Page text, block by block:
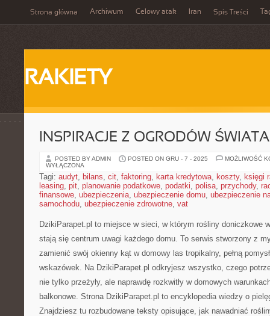
Strona główna Archiwum Celowy atak Iran Spis Treści
RAKIETY
INSPIRACJE Z OGRODÓW ŚWIATA
POSTED BY ADMIN POSTED ON GRU - 7 - 2025
MOŻLIWOŚĆ
WYŁĄCZONA
Tagi: audyt, bilans, cit, faktoring, karta kredytowa, koszty, księgi
leasing, pit, planowanie podatkowe, podatki, polisa, przychody,
finansowe, ubezpieczenia, ubezpieczenie domu, ubezpieczenie
samochodu, ubezpieczenie zdrowotne, vat
DzikiParapet.pl to miejsce w sieci, w którym rośliny doniczkowe
stają się centrum uwagi każdego domu. To serwis stworzony z
zamienić swój okienny kąt w domowy las tropikalny, pełną
wskazówek. Na DzikiParapet.pl odkryjesz wszystko, czego
nie tylko przeżyły, ale naprawdę rozkwitły w domowych
balkonowe. Strona DzikiParapet.pl to encyklopedia wiedzy o
Znajdziesz tu rozbudowane teksty opisujące, jak nawadniać